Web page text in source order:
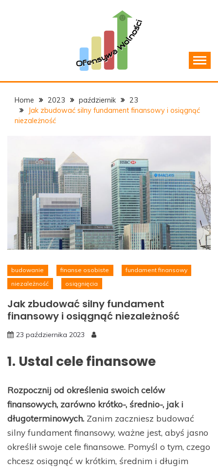
Home 2023 październik
23
Jak zbudować silny fundament finansowy i osiągnąć
niezależność
budowanie finanse osobiste
fundament finansowy
niezależność
osiągnięcia
Jak zbudować silny fundament
finansowy i osiągnąć niezależność
23 października 2023
1. Ustal cele finansowe
Rozpocznij od określenia swoich celów
finansowych, zarówno krótko-, średnio-, jak i
długoterminowych. Zanim zaczniesz budować
silny fundament finansowy, ważne jest, abyś jasno
określił swoje cele finansowe. Pomyśl o tym, czego
chcesz osiągnąć w krótkim, średnim i długim